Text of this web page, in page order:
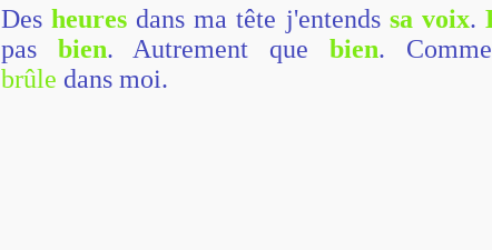
Desheures dans ma tête j'entends sa voix.
pas bien. Autrement que bien.
brûle dans moi.